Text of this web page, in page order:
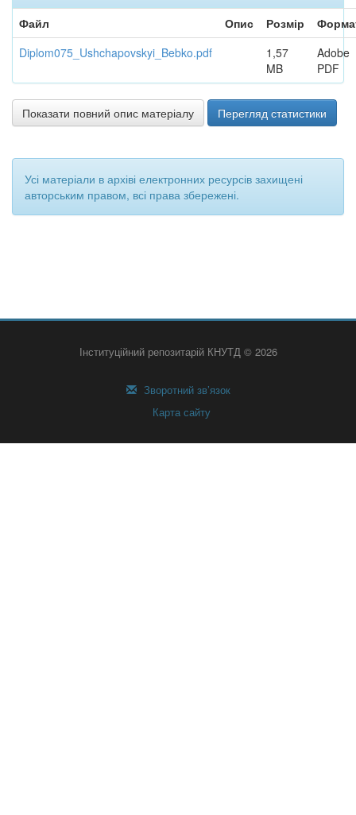
Файл
Опис Розмір
Diplom075_Ushchapovskyi_Bebko.pdf
1,57
MB
Adobe
PDF
Показати повний опис матеріалу Перегляд статистики
Усі матеріали в архіві електронних ресурсів захищені
авторським правом, всі права збережені.
Інституційний репозитарій КНУТД © 2026
Зворотний зв’язок
Карта сайту